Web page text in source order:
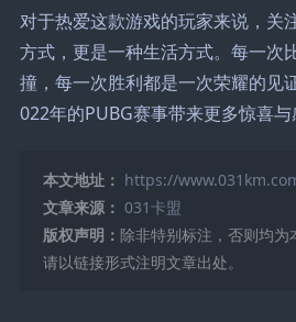
对于热爱这款游戏的玩家来说，关
方式，更是一种生活方式。每一次
撞，每一次胜利都是一次荣耀的见
022年的PUBG赛事带来更多惊喜与
本文地址： https://
文章来源： 031卡盟
版权声明： 除非特别标注，否则均
请以链接形式注明文章出处。